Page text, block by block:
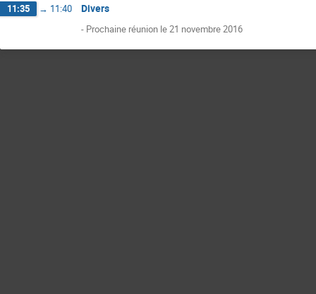
11:35 → 11:40 Divers
- Prochaine réunion le 21 novembre 2016